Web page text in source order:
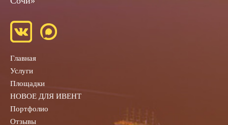
Главная
Услуги
Площадки
НОВОЕ ДЛЯ ИВЕНТ
Портфолио
Отзывы